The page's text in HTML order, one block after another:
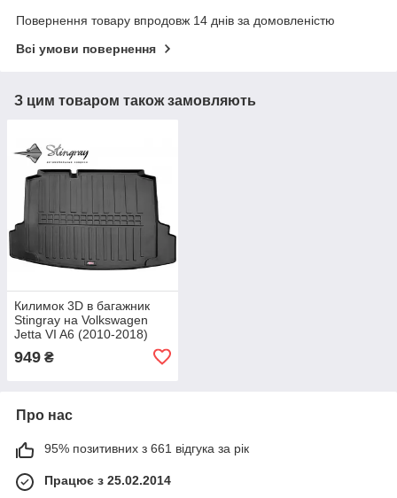
Повернення товару впродовж 14 днів за домовленістю
Всі умови повернення
З цим товаром також замовляють
Килимок 3D в багажник
Stingray на Volkswagen
Jetta VI A6 (2010-2018)
949 ₴
Про нас
95% позитивних з 661 відгука за рік
Працює з 25.02.2014